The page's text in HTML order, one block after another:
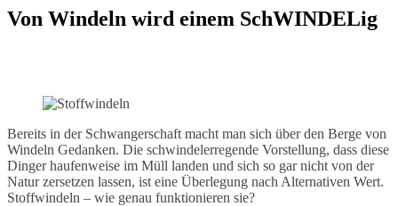
Von Windeln wird einem SchWINDELig
Bereits in der Schwangerschaft macht man sich über den Berge von
Windeln Gedanken. Die schwindelerregende Vorstellung, dass diese
Dinger haufenweise im Müll landen und sich so gar nicht von der
Natur zersetzen lassen, ist eine Überlegung nach Alternativen Wert.
Stoffwindeln – wie genau funktionieren sie?